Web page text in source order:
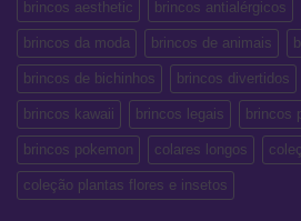
brincos aesthetic brincos antialérgicos
brincos da moda brincos de animais
brincos de bichinhos brincos divertidos
brincos kawaii brincos legais brincos
brincos pokemon colares longos
coleção plantas flores e insetos